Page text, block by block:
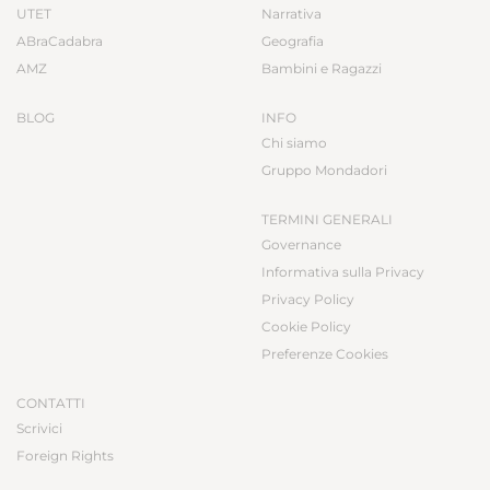
UTET
ABraCadabra
AMZ
BLOG
Narrativa
Geografia
Bambini e Ragazzi
INFO
Chi siamo
Gruppo Mondadori
TERMINI GENERALI
Governance
Informativa sulla Privacy
Privacy Policy
Cookie Policy
Preferenze Cookies
CONTATTI
Scrivici
Foreign Rights